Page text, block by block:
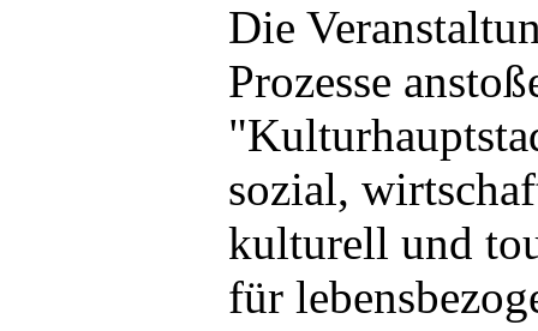
Die
Prozesse
sozial,
kulturell und
für